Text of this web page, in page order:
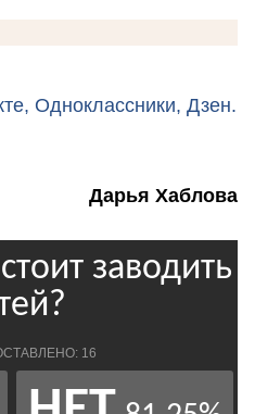
Одноклассники, Дзен.
Дарья Хаблова